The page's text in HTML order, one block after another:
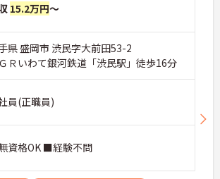
15.2万円～
県 盛岡市 渋民字大前田53-2
Ｒいわて銀河鉄道「渋民駅」徒歩16分
員(正職員)
資格OK ■経験不問